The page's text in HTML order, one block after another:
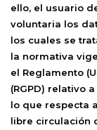
ello, el usuario
voluntaria los
los cuales se
la normativa
el Reglamento
(RGPD) relativo
lo que respecta
libre circulación